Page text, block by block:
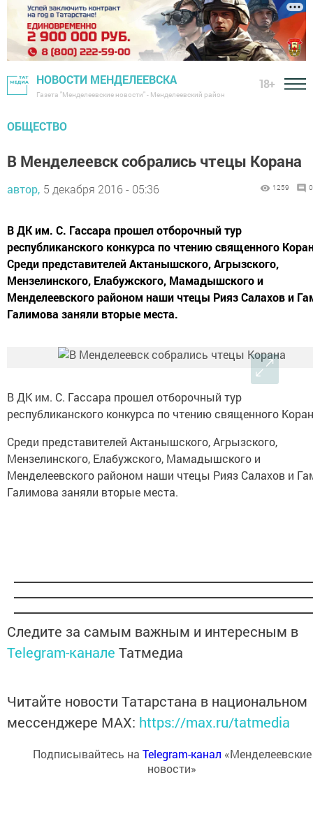
НОВОСТИ МЕНДЕЛЕЕВСКА
Газета "Менделеевские новости" - Менделеевский район
18+
ОБЩЕСТВО
В Менделеевск собрались чтецы Корана
автор, 5 декабря 2016 - 05:36 1259 0
В ДК им. С. Гассара прошел отборочный тур
республиканского конкурса по чтению священного
Среди представителей Актанышского, Агрызского,
Мензелинского, Елабужского, Мамадышского и
Менделеевского районом наши чтецы Рияз Салахов и
Галимова заняли вторые места.
В ДК им. С. Гассара прошел отборочный тур
республиканского конкурса по чтению священного
Среди представителей Актанышского, Агрызского,
Мензелинского, Елабужского, Мамадышского и
Менделеевского районом наши чтецы Рияз Салахов и
Галимова заняли вторые места.
Следите за самым важным и интересным в
Telegram-канале Татмедиа
Читайте новости Татарстана в национальном
мессенджере MАХ: https://max.ru/tatmedia
Подписывайтесь на Telegram-канал «Менделеевские
новости»